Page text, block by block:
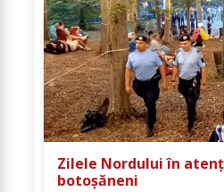
Zilele Nordului în
botoșăneni